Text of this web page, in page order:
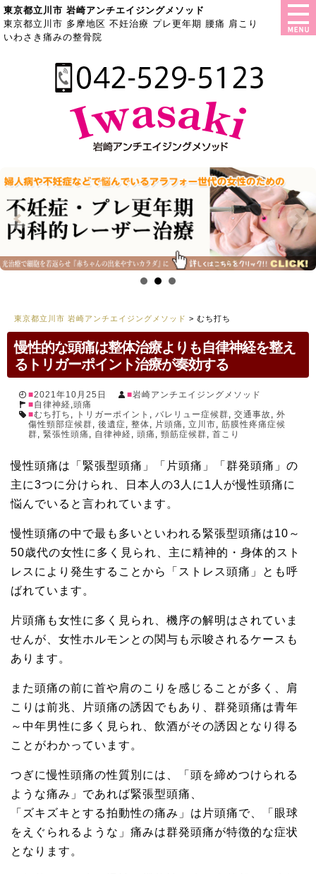
東京都立川市 岩崎アンチエイジングメソッド
東京都立川市 多摩地区 不妊治療 プレ更年期 腰痛 肩こり
いわさき痛みの整骨院
東京都立川市 岩崎アンチエイジングメソッド > むち打ち
慢性的な頭痛は整体治療よりも自律神経を整え
るトリガーポイント治療が奏効する
2021年10月25日
岩崎アンチエイジングメソッド
自律神経,頭痛
むち打ち , トリガーポイント , バレリュー症候群, 交通事故 , 外
傷性頸部症候群, 後遺症, 整体, 片頭痛 , 立川市, 筋膜性疼痛症候
群, 緊張性頭痛 , 自律神経, 頭痛 , 頸筋症候群, 首こり
慢性頭痛は「緊張型頭痛」「片頭痛」「群発頭痛」の
主に3つに分けられ、日本人の3人に1人が慢性頭痛に
悩んでいると言われています。
慢性頭痛の中で最も多いといわれる緊張型頭痛は10～
50歳代の女性に多く見られ、主に精神的・身体的スト
レスにより発生することから「ストレス頭痛」とも呼
ばれています。
片頭痛も女性に多く見られ、機序の解明はされていま
せんが、女性ホルモンとの関与も示唆されるケースも
あります。
また頭痛の前に首や肩のこりを感じることが多く、肩
こりは前兆、片頭痛の誘因でもあり、群発頭痛は青年
～中年男性に多く見られ、飲酒がその誘因となり得る
ことがわかっています。
つぎに慢性頭痛の性質別には、「頭を締めつけられる
ような痛み」であれば緊張型頭痛、
「ズキズキとする拍動性の痛み」は片頭痛で、「眼球
をえぐられるような」痛みは群発頭痛が特徴的な症状
となります。